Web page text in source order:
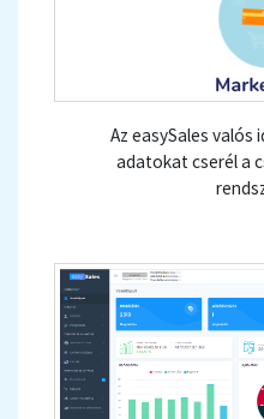
Az easySales valós
adatokat cserél a